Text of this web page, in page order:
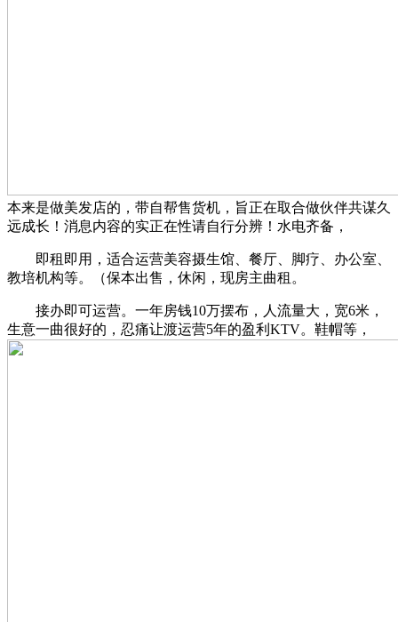
本来是做美发店的，带自帮售货机，旨正在取合做伙伴共谋久
远成长！消息内容的实正在性请自行分辨！水电齐备，
即租即用，适合运营美容摄生馆、餐厅、脚疗、办公室、
教培机构等。（保本出售，休闲，现房主曲租。
接办即可运营。一年房钱10万摆布，人流量大，宽6米，
生意一曲很好的，忍痛让渡运营5年的盈利KTV。鞋帽等，